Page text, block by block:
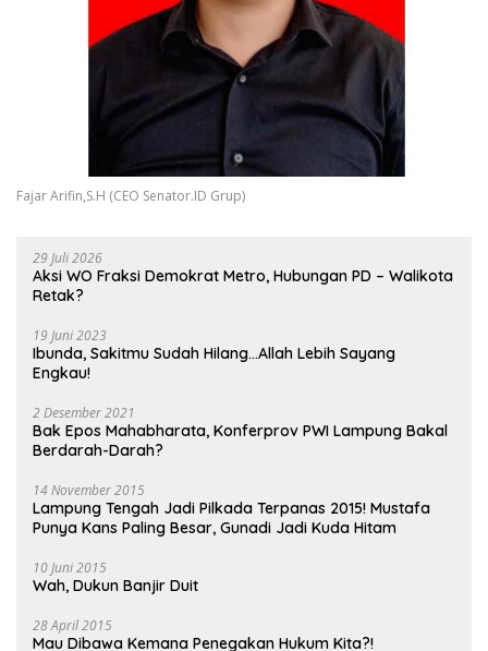
Fajar Arifin,S.H (CEO Senator.ID Grup)
29 Juli 2026
Aksi WO Fraksi Demokrat Metro, Hubungan PD – Walikota
Retak?
19 Juni 2023
Ibunda, Sakitmu Sudah Hilang…Allah Lebih Sayang
Engkau!
2 Desember 2021
Bak Epos Mahabharata, Konferprov PWI Lampung Bakal
Berdarah-Darah?
14 November 2015
Lampung Tengah Jadi Pilkada Terpanas 2015! Mustafa
Punya Kans Paling Besar, Gunadi Jadi Kuda Hitam
10 Juni 2015
Wah, Dukun Banjir Duit
28 April 2015
Mau Dibawa Kemana Penegakan Hukum Kita?!